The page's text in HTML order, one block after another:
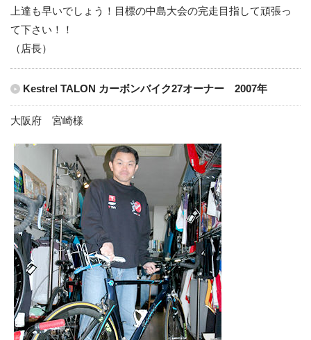
上達も早いでしょう！目標の中島大会の完走目指して頑張っ
て下さい！！
（店長）
Kestrel TALON カーボンバイク27オーナー 2007年
大阪府 宮崎様